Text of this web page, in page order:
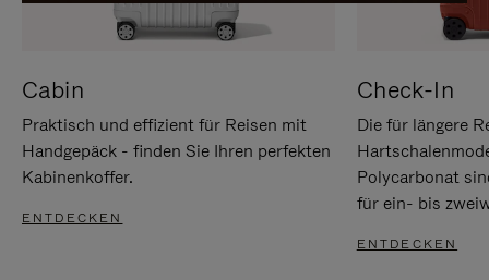
Cabin
Praktisch und effizient für Reisen mit
Handgepäck - finden Sie Ihren perfekten
Kabinenkoffer.
ENTDECKEN
Check-In
Die für längere
Polycarbonat
für ein- bis
ENTDECKEN